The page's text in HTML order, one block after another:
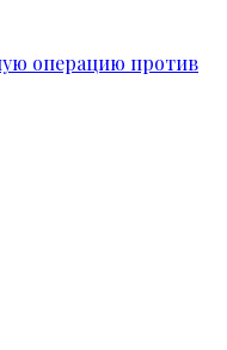
операцию против